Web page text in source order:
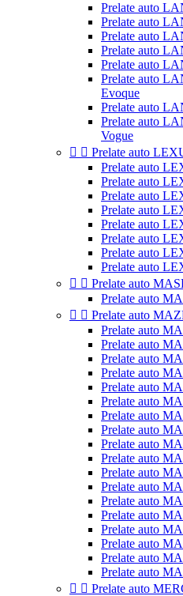
Prelate auto
Prelate auto
Prelate auto
Prelate auto
Prelate auto
Prelate auto
Evoque
Prelate auto
Prelate auto
Vogue
  Prelate auto
Prelate auto
Prelate auto
Prelate auto
Prelate auto
Prelate auto
Prelate auto
Prelate auto
Prelate auto
  Prelate auto
Prelate auto
  Prelate auto
Prelate auto
Prelate auto
Prelate auto
Prelate auto
Prelate auto
Prelate auto
Prelate auto
Prelate auto
Prelate auto
Prelate auto
Prelate auto
Prelate auto
Prelate auto
Prelate auto
Prelate auto
Prelate auto
Prelate auto
Prelate auto
  Prelate auto